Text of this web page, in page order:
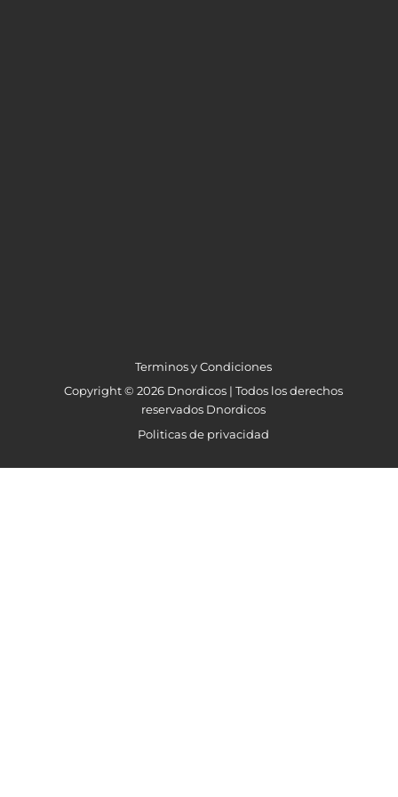
Terminos y Condiciones
Copyright © 2026 Dnordicos | Todos los derechos
reservados Dnordicos
Politicas de privacidad